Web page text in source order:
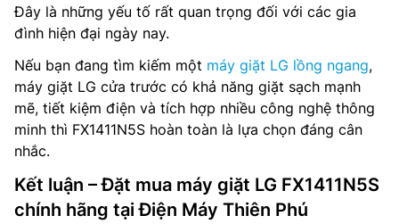
Đây là những yếu tố rất quan trọng đối với các gia
đình hiện đại ngày nay.
Nếu bạn đang tìm kiếm một máy giặt LG lồng ngang,
máy giặt LG cửa trước có khả năng giặt sạch mạnh
mẽ, tiết kiệm điện và tích hợp nhiều công nghệ thông
minh thì FX1411N5S hoàn toàn là lựa chọn đáng cân
nhắc.
Kết luận – Đặt mua máy giặt LG FX1411N5S
chính hãng tại Điện Máy Thiên Phú